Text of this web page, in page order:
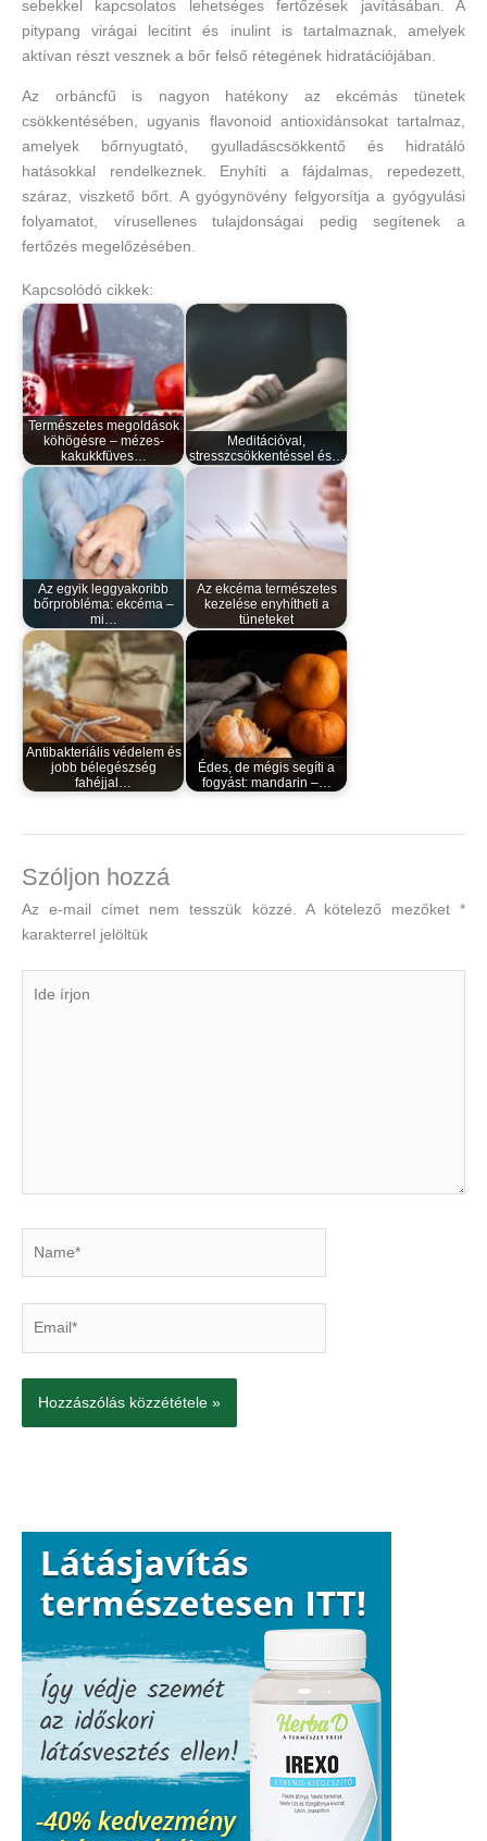
sebekkel kapcsolatos lehetséges fertőzések javításában. A
pitypang virágai lecitint és inulint is tartalmaznak, amelyek
aktívan részt vesznek a bőr felső rétegének hidratációjában.
Az orbáncfű is nagyon hatékony az ekcémás tünetek
csökkentésében, ugyanis flavonoid antioxidánsokat tartalmaz,
amelyek bőrnyugtató, gyulladáscsökkentő és hidratáló
hatásokkal rendelkeznek. Enyhíti a fájdalmas, repedezett,
száraz, viszkető bőrt. A gyógynövény felgyorsítja a gyógyulási
folyamatot, vírusellenes tulajdonságai pedig segítenek a
fertőzés megelőzésében.
Kapcsolódó cikkek:
Természetes megoldások
köhögésre – mézes-
kakukkfüves…
Meditációval,
stresszcsökkentéssel és…
Az egyik leggyakoribb
bőrprobléma: ekcéma –
mi…
Az ekcéma természetes
kezelése enyhítheti a
tüneteket
Antibakteriális védelem és
jobb bélegészség
fahéjjal…
Édes, de mégis segíti a
fogyást: mandarin –…
Szóljon hozzá
Az e-mail címet nem tesszük közzé. A kötelező mezőket*
karakterrel jelöltük